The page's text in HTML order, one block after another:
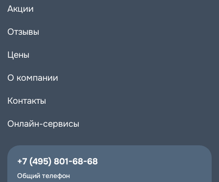
Акции
Отзывы
Цены
О компании
Контакты
Онлайн-сервисы
+7 (495) 801-68-68
Общий телефон